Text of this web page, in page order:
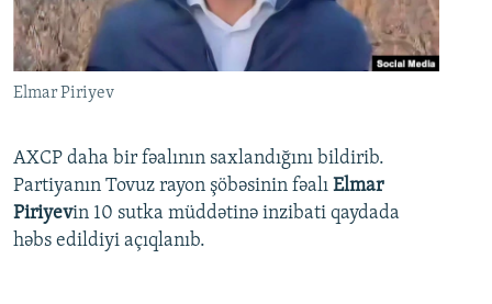
Elmar Piriyev
AXCP daha bir fəalının saxlandığını bildirib.
Partiyanın Tovuz rayon şöbəsinin fəalı Elmar
Piriyevin 10 sutka müddətinə inzibati qaydada
həbs edildiyi açıqlanıb.